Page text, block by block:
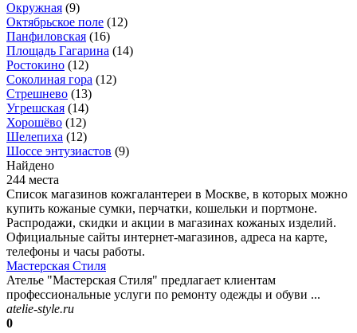
Окружная (9)
Октябрьское поле (12)
Панфиловская (16)
Площадь Гагарина (14)
Ростокино (12)
Соколиная гора (12)
Стрешнево (13)
Угрешская (14)
Хорошёво (12)
Шелепиха (12)
Шоссе энтузиастов (9)
Найдено
244 места
Список магазинов кожгалантереи в Москве, в которых можно
купить кожаные сумки, перчатки, кошельки и портмоне.
Распродажи, скидки и акции в магазинах кожаных изделий.
Официальные сайты интернет-магазинов, адреса на карте,
телефоны и часы работы.
Мастерская Стиля
Ателье "Мастерская Стиля" предлагает клиентам
профессиональные услуги по ремонту одежды и обуви ...
atelie-style.ru
0